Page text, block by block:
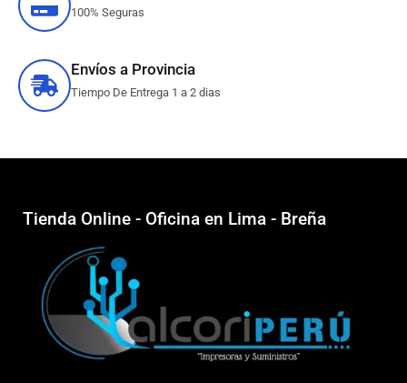
100% Seguras
Envíos a Provincia
Tiempo De Entrega 1 a 2 dias
Tienda Online - Oficina en Lima - Breña